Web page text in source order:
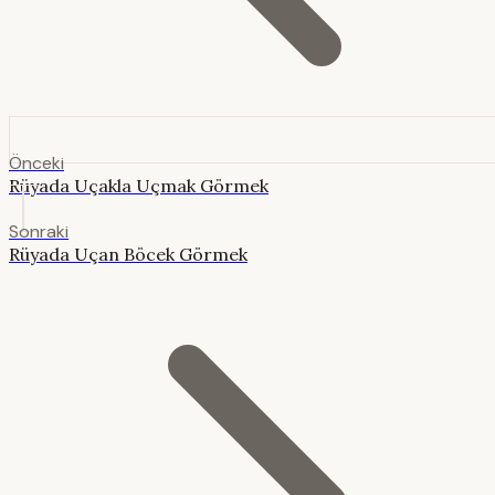
Önceki
Rüyada Uçakla Uçmak Görmek
Sonraki
Rüyada Uçan Böcek Görmek